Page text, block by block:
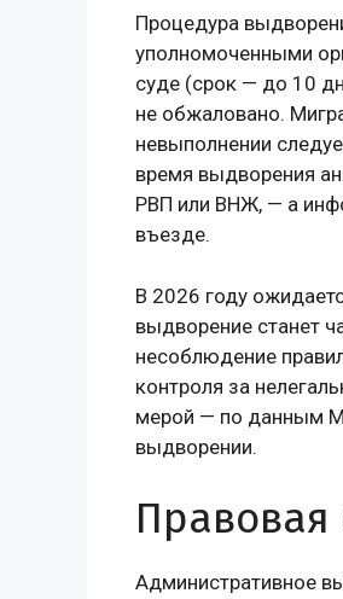
Процедура
уполномоченными
суде (срок — до 10
не обжаловано.
невыполнении
время выдворения
РВП или ВНЖ, — а
въезде.
В 2026 году
выдворение станет
несоблюдение
контроля за
мерой — по данным
выдворении.
Правовая
Административное